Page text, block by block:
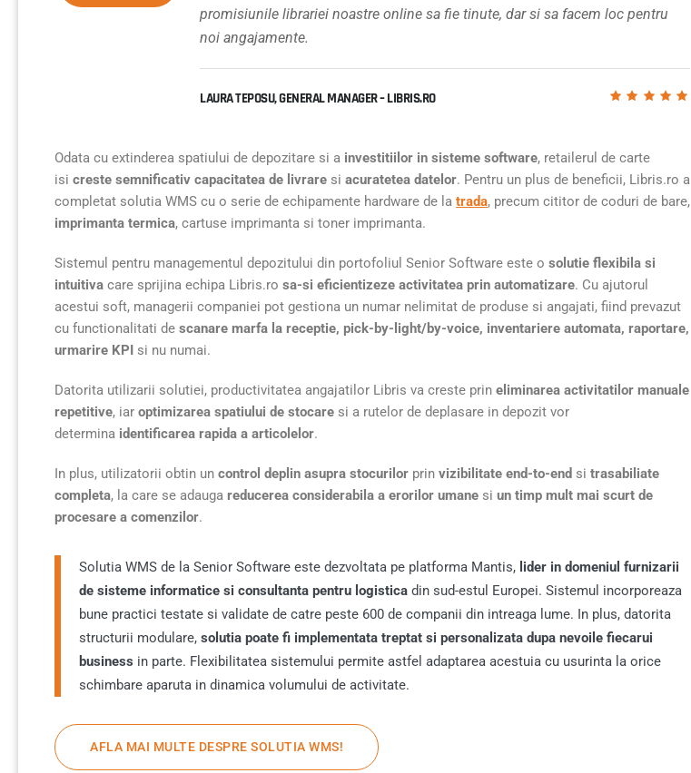
promisiunile librariei noastre online sa fie tinute, dar si sa facem loc pentru
noi angajamente.
LAURA TEPOSU, GENERAL MANAGER – LIBRIS.RO
Odata cu extinderea spatiului de depozitare si a investitiilor in sisteme software, retailerul de carte
isi creste semnificativ capacitatea de livrare si acuratetea datelor. Pentru un plus de beneficii, Libris.ro a
completat solutia WMS cu o serie de echipamente hardware de la trada, precum cititor de coduri de bare,
imprimanta termica, cartuse imprimanta si toner imprimanta.
Sistemul pentru managementul depozitului din portofoliul Senior Software este o solutie flexibila si
intuitiva care sprijina echipa Libris.ro sa-si eficientizeze activitatea prin automatizare. Cu ajutorul
acestui soft, managerii companiei pot gestiona un numar nelimitat de produse si angajati, fiind prevazut
cu functionalitati de scanare marfa la receptie, pick-by-light/by-voice, inventariere automata, raportare,
urmarire KPI si nu numai.
Datorita utilizarii solutiei, productivitatea angajatilor Libris va creste prin eliminarea activitatilor manuale
repetitive, iar optimizarea spatiului de stocare si a rutelor de deplasare in depozit vor
determina identificarea rapida a articolelor.
In plus, utilizatorii obtin un control deplin asupra stocurilor prin vizibilitate end-to-end si trasabiliate
completa, la care se adauga reducerea considerabila a erorilor umane si un timp mult mai scurt de
procesare a comenzilor.
Solutia WMS de la Senior Software este dezvoltata pe platforma Mantis, lider in domeniul furnizarii
de sisteme informatice si consultanta pentru logistica din sud-estul Europei. Sistemul incorporeaza
bune practici testate si validate de catre peste 600 de companii din intreaga lume. In plus, datorita
structurii modulare, solutia poate fi implementata treptat si personalizata dupa nevoile fiecarui
business in parte. Flexibilitatea sistemului permite astfel adaptarea acestuia cu usurinta la orice
schimbare aparuta in dinamica volumului de activitate.
AFLA MAI MULTE DESPRE SOLUTIA WMS!